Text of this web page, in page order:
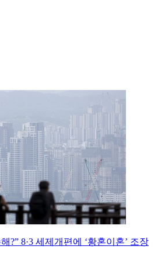
?” 8·3 세제개편에 ‘황혼이혼’ 조장